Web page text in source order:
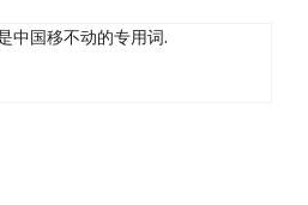
中国移不动的专用词.